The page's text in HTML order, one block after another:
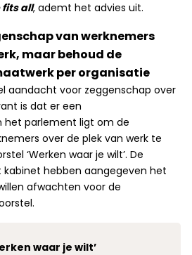
fits all, ademt het advies uit.
van werknemers
maar behoud de
per organisatie
aandacht voor zeggenschap over
is dat er een
het parlement ligt om de
over de plek van werk te
‘Werken waar je wilt’. De
hebben aangegeven het
afwachten voor de
waar je wilt’